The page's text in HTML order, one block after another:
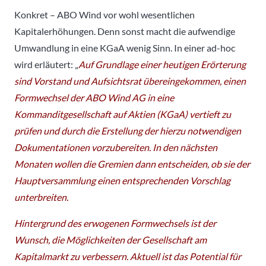
Konkret – ABO Wind vor wohl wesentlichen
Kapitalerhöhungen. Denn sonst macht die aufwendige
Umwandlung in eine KGaA wenig Sinn. In einer ad-hoc
wird erläutert: „Auf Grundlage einer heutigen Erörterung
sind Vorstand und Aufsichtsrat übereingekommen, einen
Formwechsel der ABO Wind AG in eine
Kommanditgesellschaft auf Aktien (KGaA) vertieft zu
prüfen und durch die Erstellung der hierzu notwendigen
Dokumentationen vorzubereiten. In den nächsten
Monaten wollen die Gremien dann entscheiden, ob sie der
Hauptversammlung einen entsprechenden Vorschlag
unterbreiten.
Hintergrund des erwogenen Formwechsels ist der
Wunsch, die Möglichkeiten der Gesellschaft am
Kapitalmarkt zu verbessern. Aktuell ist das Potential für